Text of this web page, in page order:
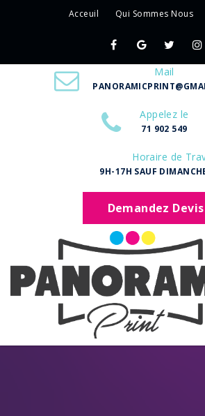
Acceuil Qui Sommes Nous
Mail
Appelez le
71 902 549
Horaire de
9H-17H SAUF
Demandez Devis